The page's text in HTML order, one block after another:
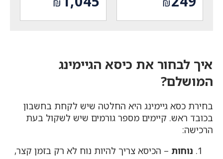
המקורי
היה:
המקורי
היה:
איך לבחור את כיסא הגיימינג
המושלם?
בחירת כסא גיימינג היא החלטה שיש לקחת בחשבון
בכובד ראש. קיימים מספר גורמים שיש לשקול בעת
הרכישה:
נוחות – הכיסא צריך להיות נוח לא רק בזמן קצר,